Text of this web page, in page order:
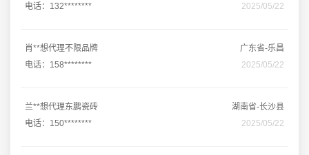
电话：132********
2025/05/22
肖**想代理不限品牌
广东省-乐昌
电话：158********
2025/05/22
兰**想代理东鹏瓷砖
湖南省-长沙县
电话：150********
2025/05/22